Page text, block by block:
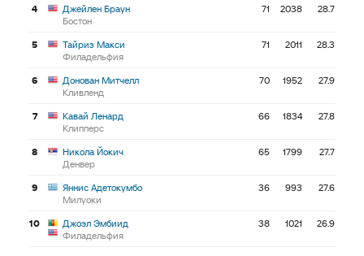
4
Джейлен Браун
Бостон
71 2038 28.7
5
Тайриз Макси
Филадельфия
71 2011 28.3
6
Донован Митчелл
Кливленд
70 1952 27.9
7
Кавай Ленард
Клипперс
66 1834 27.8
8
Никола Йокич
Денвер
65 1799 27.7
9
Яннис Адетокумбо
Милуоки
36 993 27.6
10
Джоэл Эмбиид
Филадельфия
38 1021 26.9